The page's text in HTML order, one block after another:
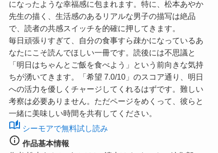
になったような幸福感に包まれます。特に、松本あやか
先生の描く、生活感のあるリアルな男子の描写は絶品
で、読者の共感スイッチを的確に押してきます。
毎日頑張りすぎて、自分の食事すら疎かになっているあ
なたにこそ読んでほしい一冊です。読後には不思議と
「明日はちゃんとご飯を食べよう」という前向きな気持
ちが湧いてきます。
「希望 7.0/10」 のスコア通り、明日
への活力を優しくチャージしてくれるはずです。難しい
考察は必要ありません。ただページをめくって、彼らと
一緒に美味しい時間を共有してください。
auto_stories シーモアで無料試し読み
info 作品基本情報